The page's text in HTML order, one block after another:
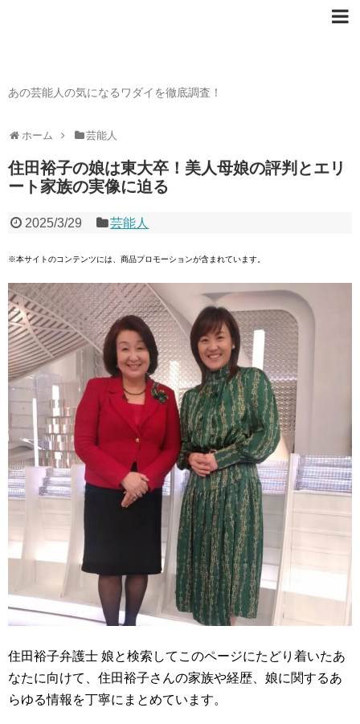
あの芸能人の気になるワダイを徹底調査！
ホーム 芸能人
住田裕子の娘は東大卒！美人母娘の評判とエリ
ート家族の実像に迫る
2025/3/29 芸能人
※本サイトのコンテンツには、商品プロモーションが含まれています。
住田裕子弁護士 娘と検索してこのページにたどり着いたあ
なたに向けて、住田裕子さんの家族や経歴、娘に関するあ
らゆる情報を丁寧にまとめています。